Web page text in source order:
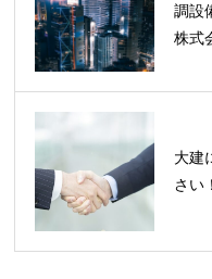
調設
株式
い。
大建
さい！